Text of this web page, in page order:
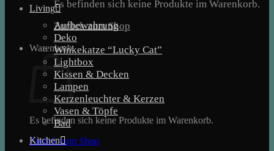
Es befinden sich keine Produkte im Warenkorb.
Zurück zum Shop
Warenkorb
Es befinden sich keine Produkte im Warenkorb.
Zurück zum Shop
Living
Aufbewahrung
Deko
Winkekatze “Lucky Cat”
Lightbox
Kissen & Decken
Lampen
Kerzenleuchter & Kerzen
Vasen & Töpfe
Bad
Kitchen